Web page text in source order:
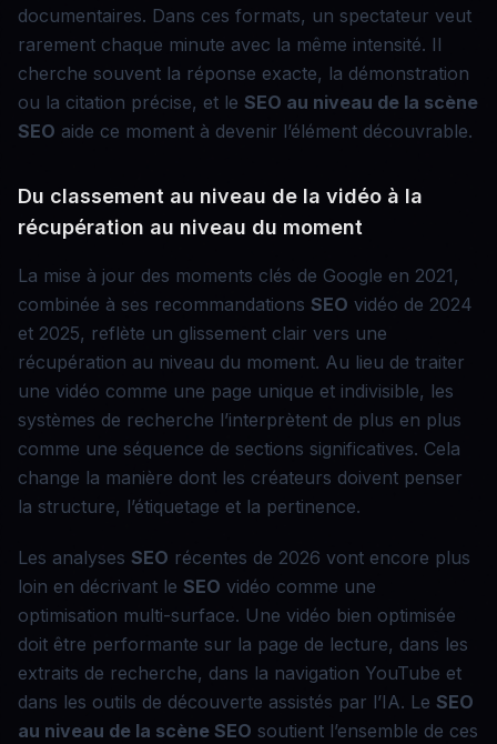
documentaires. Dans ces formats, un spectateur veut
rarement chaque minute avec la même intensité. Il
cherche souvent la réponse exacte, la démonstration
ou la citation précise, et le SEO au niveau de la scène
SEO aide ce moment à devenir l’élément découvrable.
Du classement au niveau de la vidéo à la
récupération au niveau du moment
La mise à jour des moments clés de Google en 2021,
combinée à ses recommandations SEO vidéo de 2024
et 2025, reflète un glissement clair vers une
récupération au niveau du moment. Au lieu de traiter
une vidéo comme une page unique et indivisible, les
systèmes de recherche l’interprètent de plus en plus
comme une séquence de sections significatives. Cela
change la manière dont les créateurs doivent penser
la structure, l’étiquetage et la pertinence.
Les analyses SEO récentes de 2026 vont encore plus
loin en décrivant le SEO vidéo comme une
optimisation multi-surface. Une vidéo bien optimisée
doit être performante sur la page de lecture, dans les
extraits de recherche, dans la navigation YouTube et
dans les outils de découverte assistés par l’IA. Le SEO
au niveau de la scène SEO soutient l’ensemble de ces